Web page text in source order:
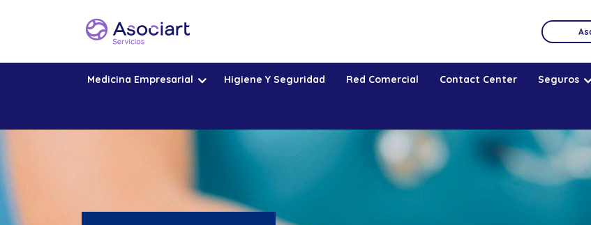
Medicina Empresarial Higiene Y Seguridad Red Comercial Contact Center Seguros